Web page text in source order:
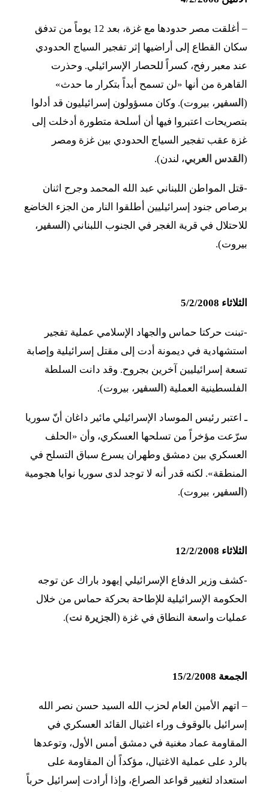
– أغلقت مصر حدودها مع غزة، بعد 12 يوماً من تدفق
سكان القطاع إلى أراضيها إثر تفجير السياج الحدودي
عند معبر رفح، كسراً للحصار الإسرائيلي. وحذرت
القاهرة من أنها «لن تسمح أبداً بتكرار ما حدث»
( السفير ، بيروت). وكان مسؤولون إسرائيليون قد أدلوا
بتصريحات اعتبروا فيها أن أسلحة متطورة أدخلت إلى
غزة عقب تفجير السياج الحدودي بين غزة ومصر
( القدس العربي، لندن).
-قتل المواطن اللبناني عبد الله المحمد وجرح اثنان
برصاص جنود إسرائيليين أطلقوا النار من الجزء الخاضع
للاحتلال في قرية الغجر في الجنوب اللبناني ( السفير ،
بيروت).
الثلاثاء 5/2/2008
-تبنت حركتا حماس والجهاد الإسلامي عملية تفجير
استشهادية في ديمونة أدت إلى مقتل إسرائيلية وإصابة
تسعة إسرائيليين آخرين بجروح. وقد دانت السلطة
الفلسطينية العملية ( السفير ، بيروت).
ـ اعتبر رئيس الموساد الإسرائيلي مائير داغان أنّ سوريا
سرّعت مؤخراً من تسلحها العسكري، وأن «الحلف
العسكري بين دمشق وطهران يسرع سباق التسلح في
المنطقة». لكنه قدر أنه لا توجد لدى سوريا نوايا هجومية
( السفير ، بيروت).
الثلاثاء 12/2/2008
-كشف وزير الدفاع الإسرائيلي إيهود باراك عن توجه
الحكومة الإسرائيلية للإطاحة بحركة حماس من خلال
عمليات واسعة النطاق في غزة ( الجزيرة نت).
الجمعة 15/2/2008
– اتهم الأمين العام لحزب الله السيد حسن نصر الله
إسرائيل بالوقوف وراء اغتيال القائد العسكري في
المقاومة عماد مغنية في دمشق أمس الأول، وتوعدها
بالرد على عملية الاغتيال، مؤكداً أن المقاومة على
استعداد لتغيير قواعد الصراع، وإذا أرادت إسرائيل حرباً